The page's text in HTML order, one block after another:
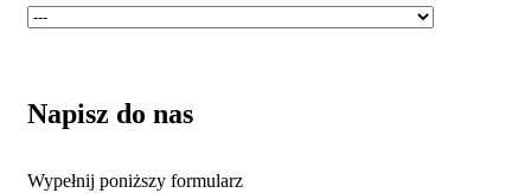
Napisz do nas
Wypełnij poniższy formularz